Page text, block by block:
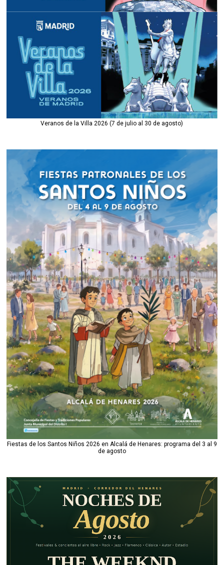
Veranos de la Villa 2026 (7 de julio al 30 de agosto)
Fiestas de los Santos Niños 2026 en Alcalá de Henares: programa del 3 al 9
de agosto